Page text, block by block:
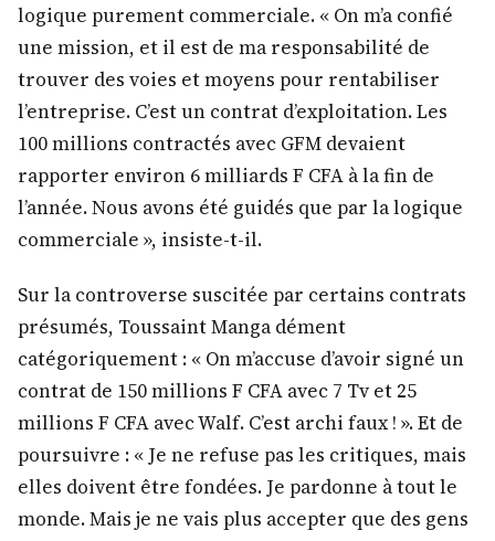
logique purement commerciale. « On m’a confié
une mission, et il est de ma responsabilité de
trouver des voies et moyens pour rentabiliser
l’entreprise. C’est un contrat d’exploitation. Les
100 millions contractés avec GFM devaient
rapporter environ 6 milliards F CFA à la fin de
l’année. Nous avons été guidés que par la logique
commerciale », insiste-t-il.
Sur la controverse suscitée par certains contrats
présumés, Toussaint Manga dément
catégoriquement : « On m’accuse d’avoir signé un
contrat de 150 millions F CFA avec 7 Tv et 25
millions F CFA avec Walf. C’est archi faux ! ». Et de
poursuivre : « Je ne refuse pas les critiques, mais
elles doivent être fondées. Je pardonne à tout le
monde. Mais je ne vais plus accepter que des gens